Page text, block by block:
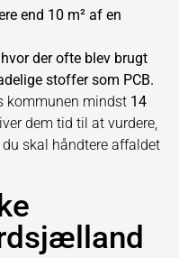
end 10 m² af en
der ofte blev brugt
stoffer som PCB.
kommunen mindst 14
dem tid til at vurdere,
skal håndtere affaldet